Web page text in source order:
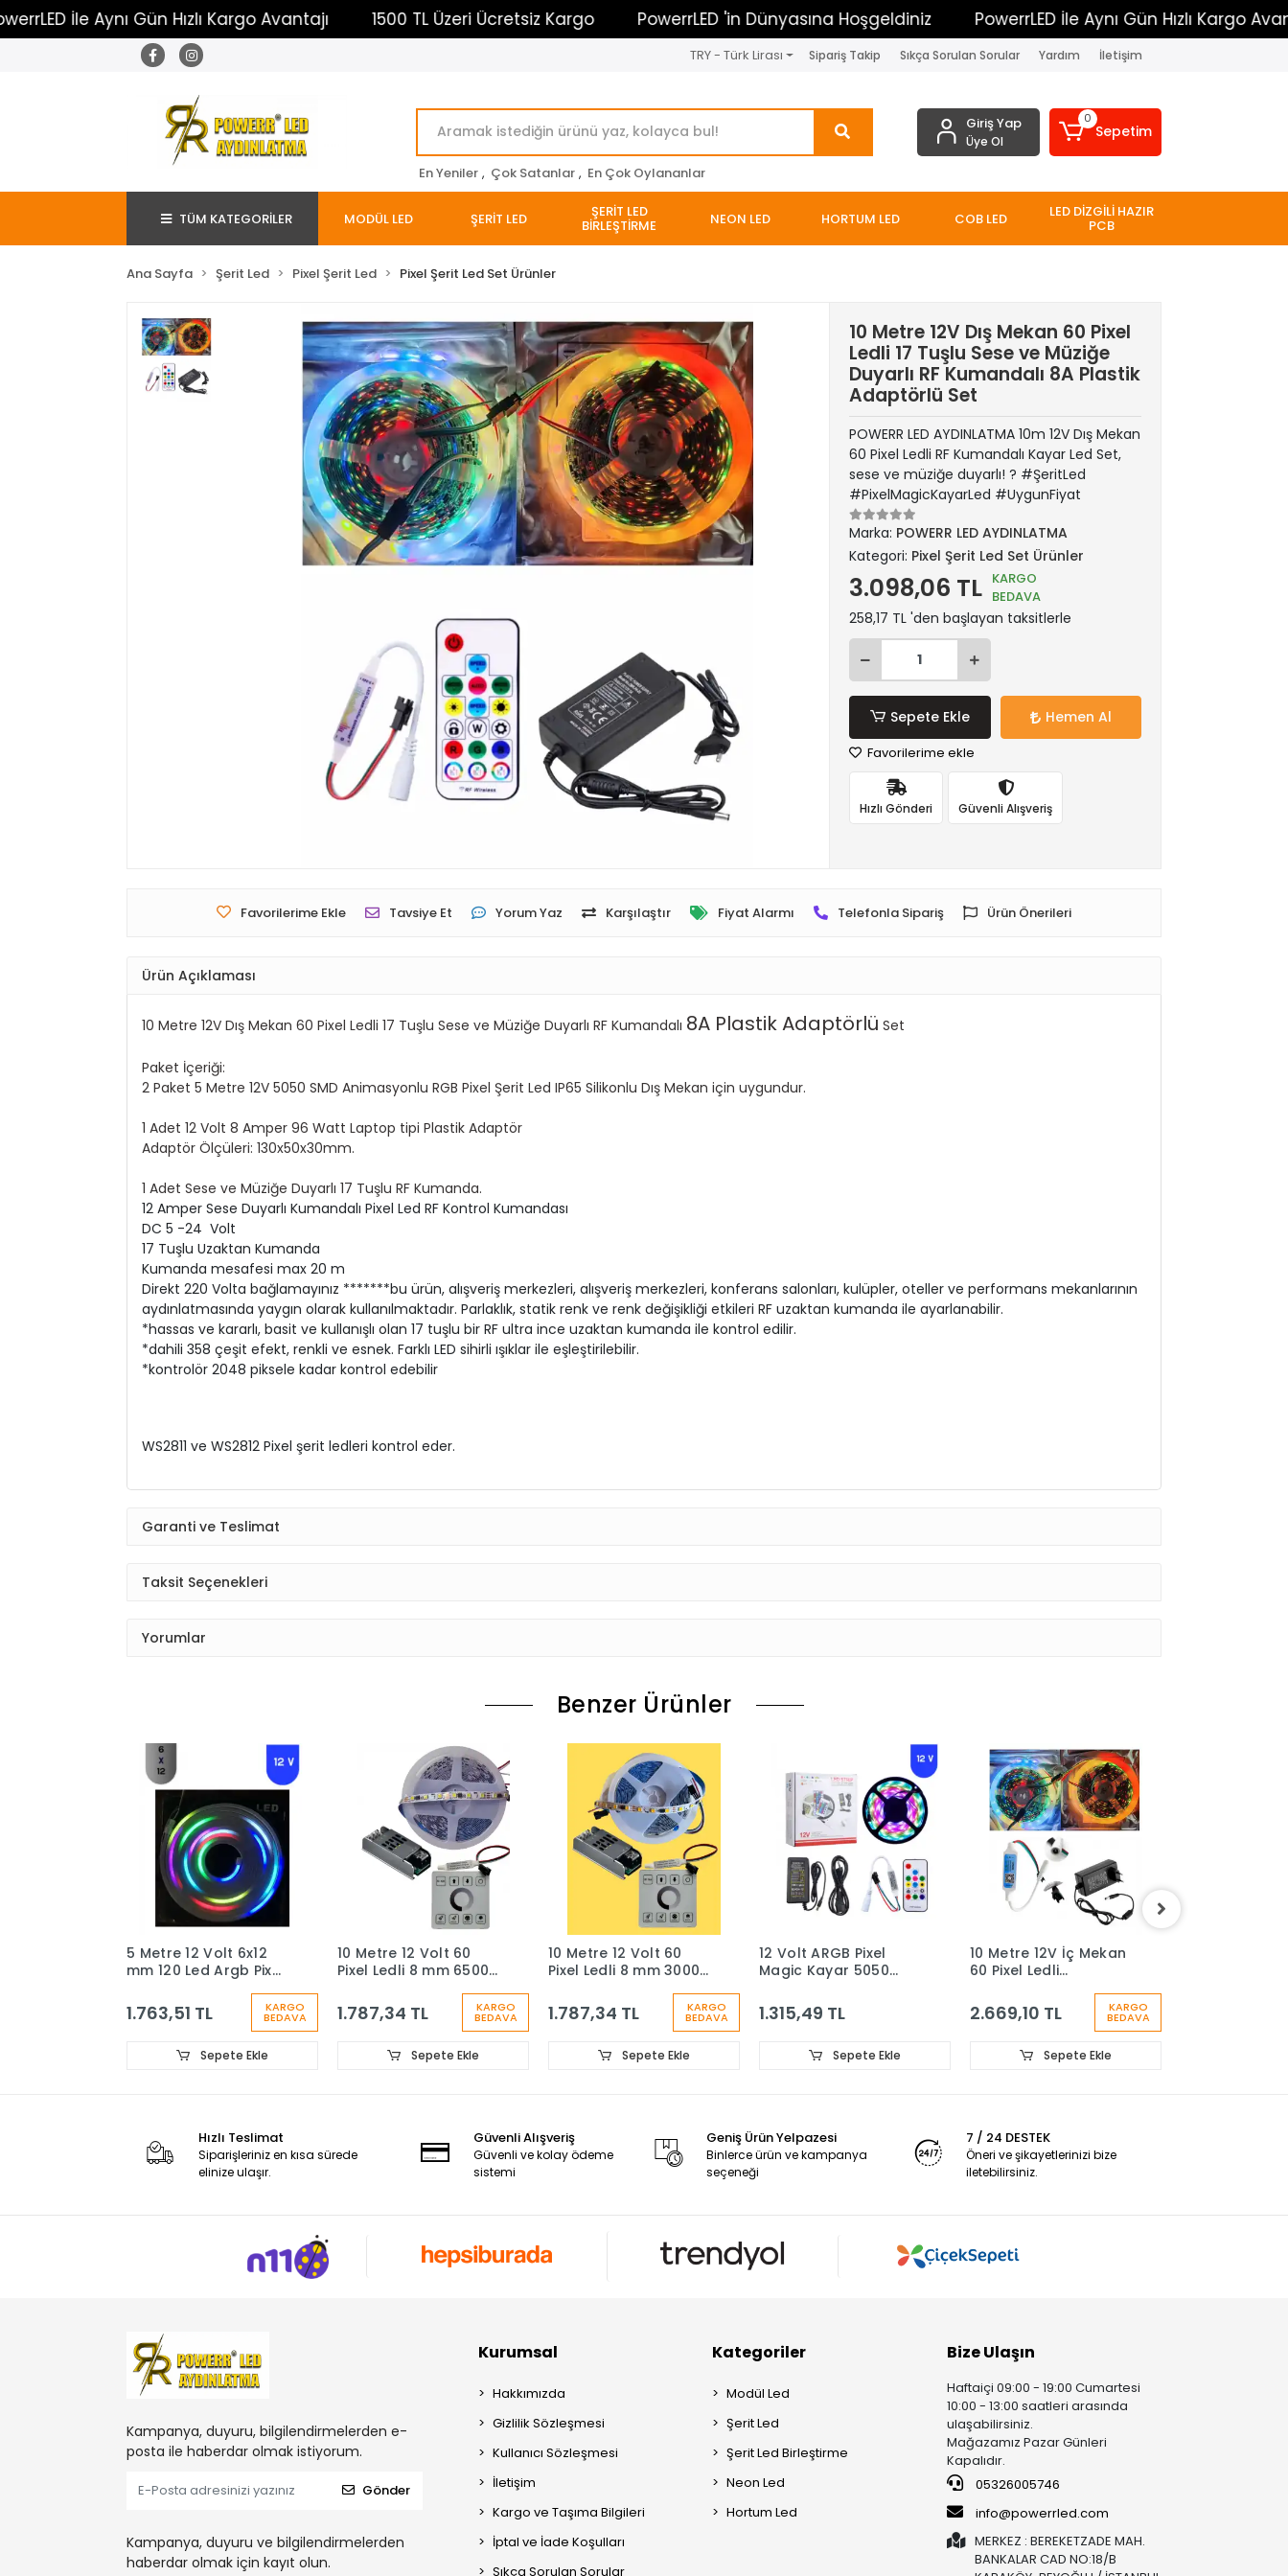
İle Aynı Gün Hızlı Kargo Avantajı 1500 TL Üzeri Ücretsiz Kargo PowerrLED 'in Dünyasına Hoşgeldiniz PowerrLED İle Aynı Gün Hızlı Kargo Avantajı
TRY - Türk Lirası Sipariş Takip Sıkça Sorulan Sorular Yardım İletişim
En Yeniler , Çok Satanlar , En Çok Oylananlar
Giriş Yap
Üye Ol
0
Sepetim
TÜM KATEGORİLER MODÜL LED ŞERİT LED ŞERİT LED
BİRLEŞTİRME NEON LED HORTUM LED COB LED LED DİZGİLİ HAZIR
PCB
Ana Sayfa Şerit Led Pixel Şerit Led Pixel Şerit Led Set Ürünler
10 Metre 12V Dış Mekan 60 Pixel
Ledli 17 Tuşlu Sese ve Müziğe
Duyarlı RF Kumandalı 8A Plastik
Adaptörlü Set
POWERR LED AYDINLATMA 10m 12V Dış Mekan
60 Pixel Ledli RF Kumandalı Kayar Led Set,
sese ve müziğe duyarlı! ? #ŞeritLed
#PixelMagicKayarLed #UygunFiyat
Marka: POWERR LED AYDINLATMA
Kategori: Pixel Şerit Led Set Ürünler
3.098,06 TL KARGO
BEDAVA
258,17 TL 'den başlayan taksitlerle
Sepete Ekle Hemen Al
Favorilerime ekle
Hızlı Gönderi Güvenli Alışveriş
Favorilerime Ekle Tavsiye Et Yorum Yaz Karşılaştır Fiyat Alarmı Telefonla Sipariş Ürün Önerileri
Ürün Açıklaması
10 Metre 12V Dış Mekan 60 Pixel Ledli 17 Tuşlu Sese ve Müziğe Duyarlı RF Kumandalı 8A Plastik Adaptörlü Set
Paket İçeriği:
2 Paket 5 Metre 12V 5050 SMD Animasyonlu RGB Pixel Şerit Led IP65 Silikonlu Dış Mekan için uygundur.
1 Adet 12 Volt 8 Amper 96 Watt Laptop tipi Plastik Adaptör
Adaptör Ölçüleri: 130x50x30mm.
1 Adet Sese ve Müziğe Duyarlı 17 Tuşlu RF Kumanda.
12 Amper Sese Duyarlı Kumandalı Pixel Led RF Kontrol Kumandası
DC 5 -24 Volt
17 Tuşlu Uzaktan Kumanda
Kumanda mesafesi max 20 m
Direkt 220 Volta bağlamayınız *******bu ürün, alışveriş merkezleri, alışveriş merkezleri, konferans salonları, kulüpler, oteller ve performans mekanlarının
aydınlatmasında yaygın olarak kullanılmaktadır. Parlaklık, statik renk ve renk değişikliği etkileri RF uzaktan kumanda ile ayarlanabilir.
*hassas ve kararlı, basit ve kullanışlı olan 17 tuşlu bir RF ultra ince uzaktan kumanda ile kontrol edilir.
*dahili 358 çeşit efekt, renkli ve esnek. Farklı LED sihirli ışıklar ile eşleştirilebilir.
*kontrolör 2048 piksele kadar kontrol edebilir
WS2811 ve WS2812 Pixel şerit ledleri kontrol eder.
Garanti ve Teslimat
Taksit Seçenekleri
Yorumlar
Benzer Ürünler
5 Metre 12 Volt 6x12
mm 120 Led Argb Pixel
Adaptör 14 Tuş RF
Kumandalı Set
1.763,51 TL KARGO
BEDAVA
Sepete Ekle
10 Metre 12 Volt 60
Pixel Ledli 8 mm 6500K
Dokunmatik Duvar
Kontrol Ünitesi 10A
1.787,34 TL KARGO
BEDAVA
Sepete Ekle
10 Metre 12 Volt 60
Pixel Ledli 8 mm 3000K
Dokunmatik Duvar
Kontrol Ünitesi 10A
1.787,34 TL KARGO
BEDAVA
Sepete Ekle
12 Volt ARGB Pixel
Magic Kayar 5050
Metre Şerit 60 Led IP65
SET
1.315,49 TL
Sepete Ekle
10 Metre 12V İç Mekan
60 Pixel Ledli
Telefonundan
Kumandalı 5A Priz Tipi
2.669,10 TL KARGO
BEDAVA
Sepete Ekle
Hızlı Teslimat
Siparişleriniz en kısa sürede
elinize ulaşır.
Güvenli Alışveriş
Güvenli ve kolay ödeme
sistemi
Geniş Ürün Yelpazesi
Binlerce ürün ve kampanya
seçeneği
7 / 24 DESTEK
Öneri ve şikayetlerinizi bize
iletebilirsiniz.
Kampanya, duyuru, bilgilendirmelerden e-
posta ile haberdar olmak istiyorum.
Gönder
Kampanya, duyuru ve bilgilendirmelerden
haberdar olmak için kayıt olun.
Kurumsal
Hakkımızda
Gizlilik Sözleşmesi
Kullanıcı Sözleşmesi
İletişim
Kargo ve Taşıma Bilgileri
İptal ve İade Koşulları
Sıkça Sorulan Sorular
Kategoriler
Modül Led
Şerit Led
Şerit Led Birleştirme
Neon Led
Hortum Led
Bize Ulaşın
Haftaiçi 09:00 - 19:00 Cumartesi
10:00 - 13:00 saatleri arasında
ulaşabilirsiniz.
Mağazamız Pazar Günleri
Kapalıdır.
05326005746
info@powerrled.com
MERKEZ : BEREKETZADE MAH.
BANKALAR CAD NO:18/B